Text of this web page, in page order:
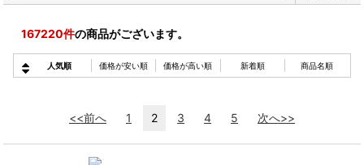
167220件の商品がございます。
人気順 価格が安い順 価格が高い順 新着順 商品名順
<<前へ 1 2 3 4 5 次へ>>